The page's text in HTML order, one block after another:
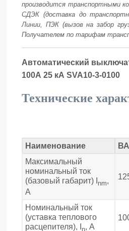
производится транспортными
СДЭК (доставка до
Линии, ПЭК (вызов на забор
Получателем по тарифам
Автоматический
100А 25 кА SVA10-3-0100
Технические
Наименование
Максимальный
номинальный ток
(базовый габарит) I nm,
A
Номинальный ток
(уставка теплового
расцепителя), I
n, А